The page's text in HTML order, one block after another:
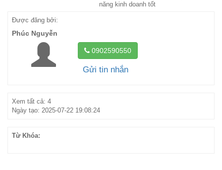
năng kinh doanh tốt
Được đăng bởi:
Phúc Nguyễn
0902590550
Gửi tin nhắn
Xem tất cả: 4
Ngày tạo: 2025-07-22 19:08:24
Từ Khóa: